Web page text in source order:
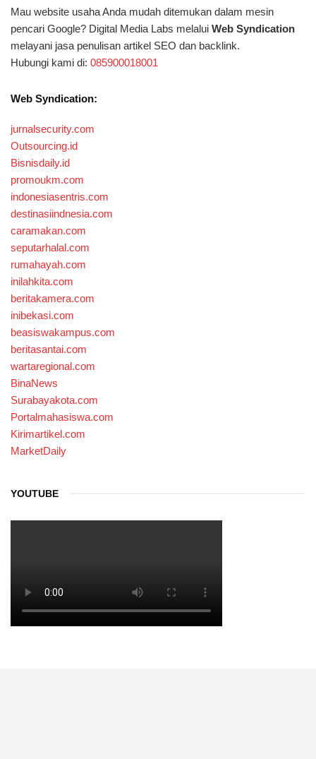
Mau website usaha Anda mudah ditemukan dalam mesin
pencari Google? Digital Media Labs melalui Web Syndication
melayani jasa penulisan artikel SEO dan backlink.
Hubungi kami di: 085900018001
Web Syndication:
jurnalsecurity.com
Outsourcing.id
Bisnisdaily.id
promoukm.com
indonesiasentris.com
destinasiindnesia.com
caramakan.com
seputarhalal.com
rumahayah.com
inilahkita.com
beritakamera.com
inibekasi.com
beasiswakampus.com
beritasantai.com
wartaregional.com
BinaNews
Surabayakota.com
Portalmahasiswa.com
Kirimartikel.com
MarketDaily
YOUTUBE